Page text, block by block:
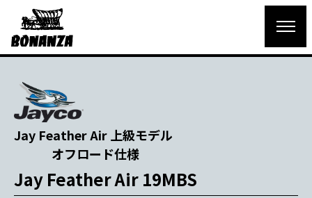
Jay Feather Air 上級モデル
オフロード仕様
Jay Feather Air 19MBS